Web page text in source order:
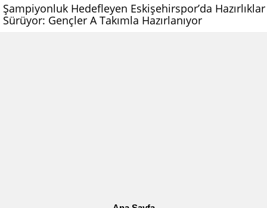
Şampiyonluk Hedefleyen Eskişehirspor’da Hazırlıklar
Sürüyor: Gençler A Takımla Hazırlanıyor